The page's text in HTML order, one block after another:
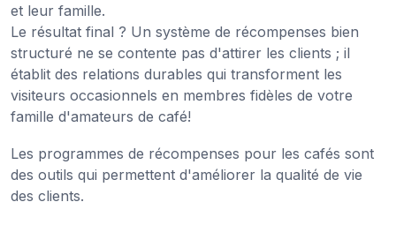
et leur famille.
Le résultat final ? Un système de récompenses bien
structuré ne se contente pas d'attirer les clients ; il
établit des relations durables qui transforment les
visiteurs occasionnels en membres fidèles de votre
famille d'amateurs de café!
Les programmes de récompenses pour les cafés sont
des outils qui permettent d'améliorer la qualité de vie
des clients.